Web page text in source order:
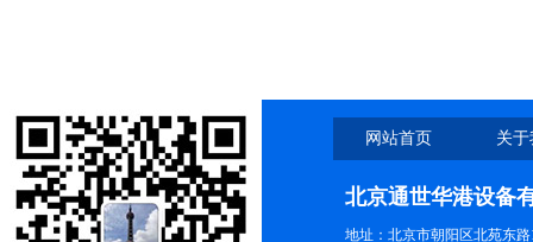
网站首页 关
北京通世华港设备
地址：北京市朝阳区北苑东路